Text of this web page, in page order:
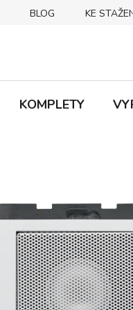
BLOG KE
KOMPLETY